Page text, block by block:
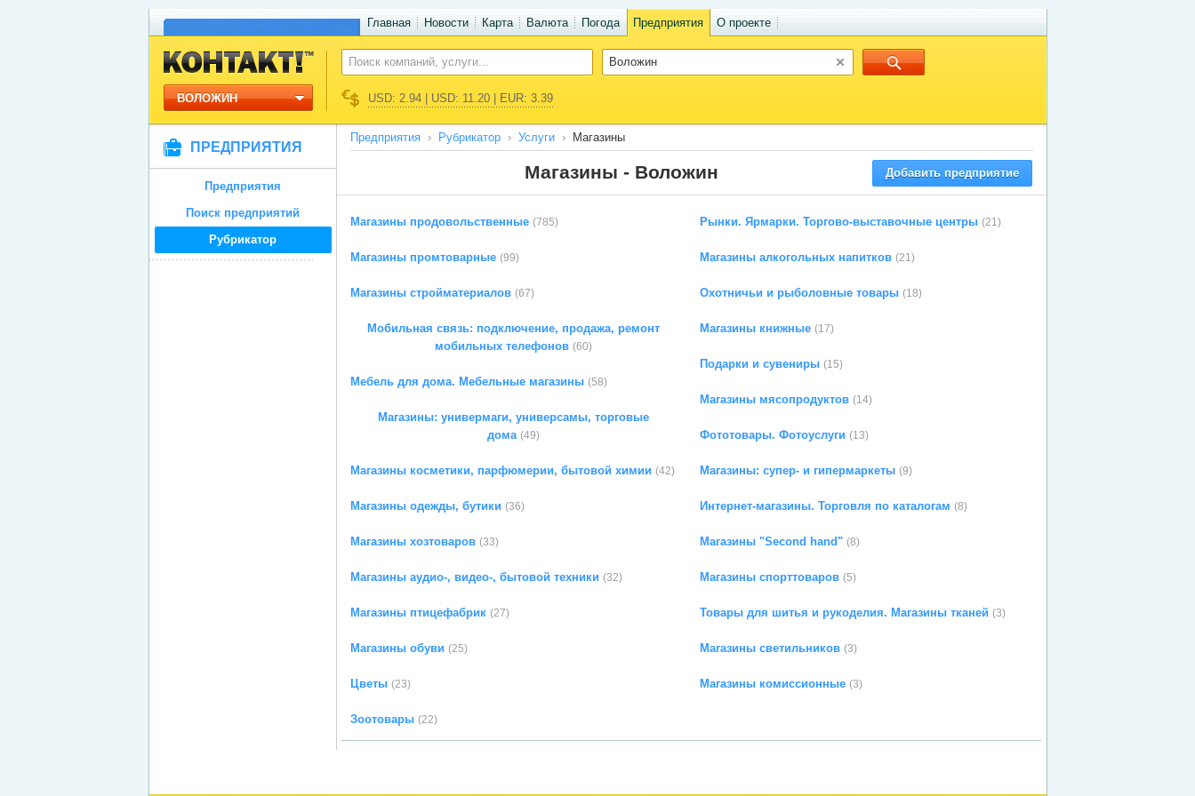
Главная Новости Карта Валюта Погода Предприятия О проекте
ВОЛОЖИН USD: 2.94 | USD: 11.20 | EUR: 3.39
ПРЕДПРИЯТИЯ
Предприятия
Поиск предприятий
Рубрикатор
Предприятия Рубрикатор Услуги Магазины
Магазины - Воложин Добавить предприятие
Магазины продовольственные (785)
Магазины промтоварные (99)
Магазины стройматериалов (67)
Мобильная связь: подключение, продажа, ремонт
мобильных телефонов (60)
Мебель для дома. Мебельные магазины (58)
Магазины: универмаги, универсамы, торговые
дома (49)
Магазины косметики, парфюмерии, бытовой химии (42)
Магазины одежды, бутики (36)
Магазины хозтоваров (33)
Магазины аудио-, видео-, бытовой техники (32)
Магазины птицефабрик (27)
Магазины обуви (25)
Цветы (23)
Зоотовары (22)
Рынки. Ярмарки. Торгово-выставочные центры (21)
Магазины алкогольных напитков (21)
Охотничьи и рыболовные товары (18)
Магазины книжные (17)
Подарки и сувениры (15)
Магазины мясопродуктов (14)
Фототовары. Фотоуслуги (13)
Магазины: супер- и гипермаркеты (9)
Интернет-магазины. Торговля по каталогам (8)
Магазины "Second hand" (8)
Магазины спорттоваров (5)
Товары для шитья и рукоделия. Магазины тканей (3)
Магазины светильников (3)
Магазины комиссионные (3)